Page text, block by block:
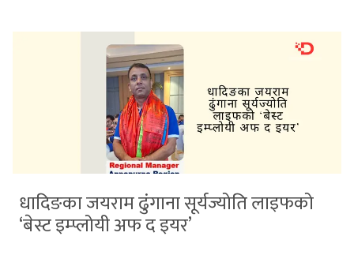
धादिङका जयराम ढुंगाना सूर्यज्योति लाइफको
‘बेस्ट इम्प्लोयी अफ द इयर’